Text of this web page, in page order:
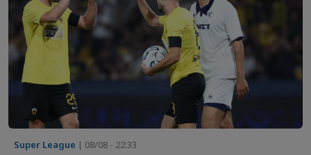
Super League | 08/08 - 22:33